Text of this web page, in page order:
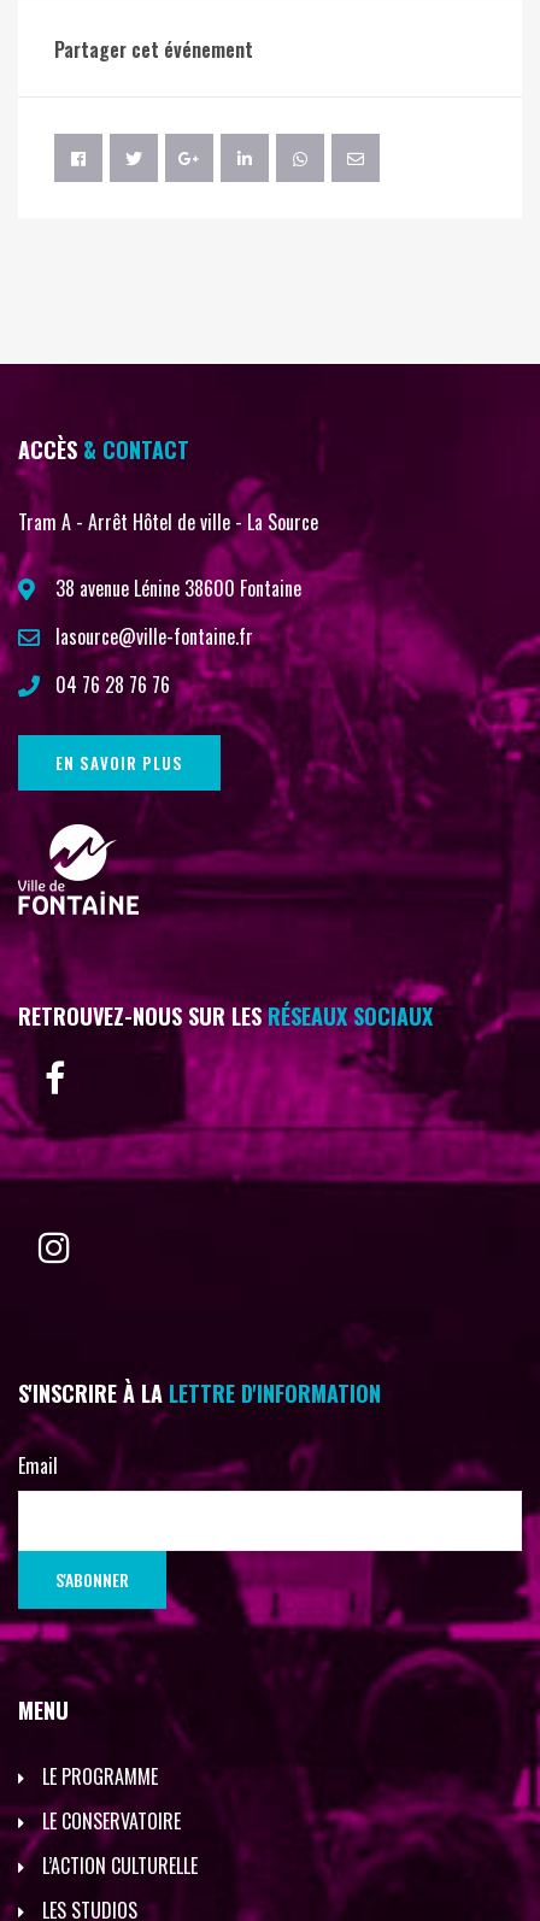
Partager cet événement
ACCÈS & CONTACT
Tram A - Arrêt Hôtel de ville - La Source
38 avenue Lénine 38600 Fontaine
lasource@ville-fontaine.fr
04 76 28 76 76
EN SAVOIR PLUS
RETROUVEZ-NOUS SUR LESRÉSEAUX SOCIAUX
S'INSCRIRE À LA LETTRE D'INFORMATION
Email
MENU
LE PROGRAMME
LE CONSERVATOIRE
L’ACTION CULTURELLE
LES STUDIOS